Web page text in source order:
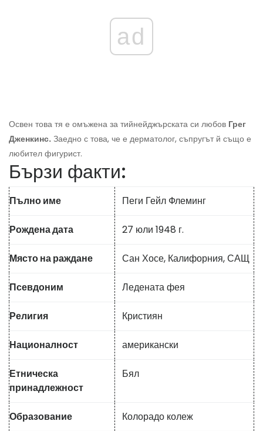
ad
Освен това тя е омъжена за тийнейджърската си любов Грег
Дженкинс. Заедно с това, че е дерматолог, съпругът й също е
любител фигурист.
Бързи факти:
Пълно име Пеги Гейл Флеминг
Рождена дата 27 юли 1948 г.
Място на раждане Сан Хосе, Калифорния, САЩ
Псевдоним Ледената фея
Религия Кристиян
Националност американски
Етническа
принадлежност
Бял
Образование Колорадо колеж